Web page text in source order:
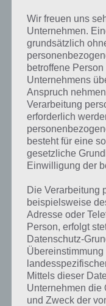
Aufstellung und
Eleven
Die Aufstellung ist
daran sollte sich dann
Wichtigste Regel ist
wie möglich auf ihren
werden dir im Top
Ebenfalls bekommt der
Ausrufezeichen neben
Weiterhin solltest du
in Top Eleven aufstellen
verhindern zu können.
Mittelfeld beliebig
(DMC, ML, MR, AMC)
jedoch lieber Defensiver
den entsprechenden
Spieler
Wir freuen uns
Unternehmen.
grundsätzlich
betroffene
Unternehmens
Anspruch
Verarbeitung
erforderlich
besteht für eine
gesetzliche
Einwilligung der
Die Verarbeitung
beispielsweise
Adresse oder
Person, erfolgt
Datenschutz-
Mittels dieser
Unternehmen die
und Zweck der